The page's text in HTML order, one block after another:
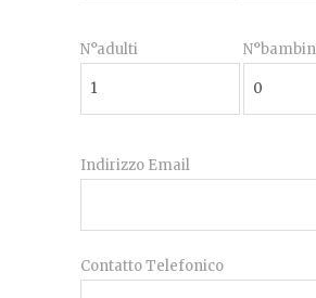
N°adulti
Indirizzo Email
Contatto Telefonico